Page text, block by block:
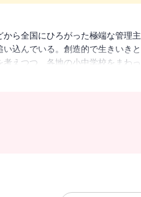
ら全国にひろがった極端な管理
込んでいる。創造的で生きいきと
えつつ、各地の小中学校をまわ